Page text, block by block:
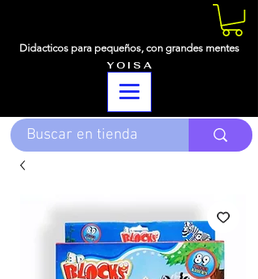
Didacticos para pequeños, con grandes mentes
Y O I S A